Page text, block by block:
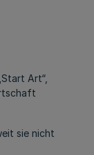
Art“,
sie nicht